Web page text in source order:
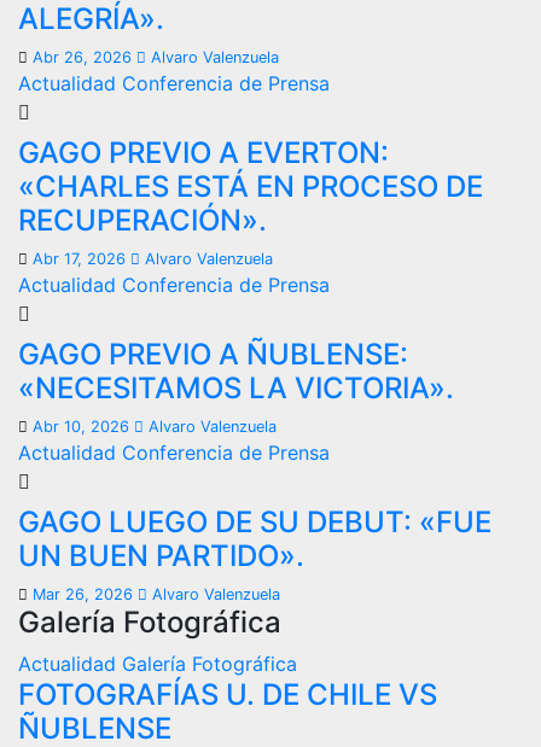
ALEGRÍA».
Abr 26, 2026 Alvaro Valenzuela
Actualidad Conferencia de Prensa
GAGO PREVIO A EVERTON:
«CHARLES ESTÁ EN PROCESO DE
RECUPERACIÓN».
Abr 17, 2026 Alvaro Valenzuela
Actualidad Conferencia de Prensa
GAGO PREVIO A ÑUBLENSE:
«NECESITAMOS LA VICTORIA».
Abr 10, 2026 Alvaro Valenzuela
Actualidad Conferencia de Prensa
GAGO LUEGO DE SU DEBUT: «FUE
UN BUEN PARTIDO».
Mar 26, 2026 Alvaro Valenzuela
Galería Fotográfica
Actualidad Galería Fotográfica
FOTOGRAFÍAS U. DE CHILE VS
ÑUBLENSE